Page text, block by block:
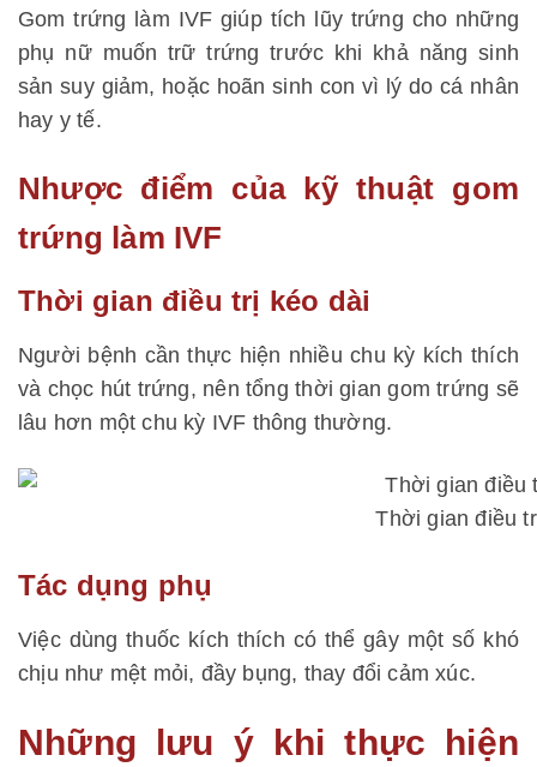
Gom trứng làm IVF giúp tích lũy trứng cho những
phụ nữ muốn trữ trứng trước khi khả năng sinh
sản suy giảm, hoặc hoãn sinh con vì lý do cá nhân
hay y tế.
Nhược điểm của kỹ thuật gom
trứng làm IVF
Thời gian điều trị kéo dài
Người bệnh cần thực hiện nhiều chu kỳ kích thích
và chọc hút trứng, nên tổng thời gian gom trứng sẽ
lâu hơn một chu kỳ IVF thông thường.
Thời gian điều
Tác dụng phụ
Việc dùng thuốc kích thích có thể gây một số khó
chịu như mệt mỏi, đầy bụng, thay đổi cảm xúc.
Những lưu ý khi thực hiện